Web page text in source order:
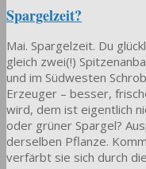
Spargelzeit?
Mai. Spargelzeit. Du
gleich zwei(!)
und im Südwesten
Erzeuger – besser,
wird, dem ist eigentlich
oder grüner Spargel?
derselben Pflanze.
verfärbt sie sich durch